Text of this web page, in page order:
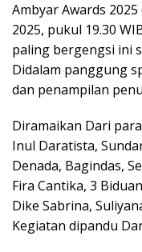
Ambyar Awards
2025, pukul 19.30
paling bergengsi ini
Didalam panggung
dan penampilan
Diramaikan Dari
Inul Daratista,
Denada, Bagindas,
Fira Cantika, 3
Dike Sabrina,
Kegiatan dipandu